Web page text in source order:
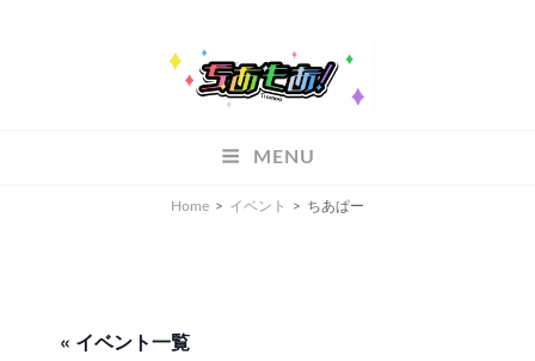
MENU
Home > イベント > ちあぱー
« イベント一覧